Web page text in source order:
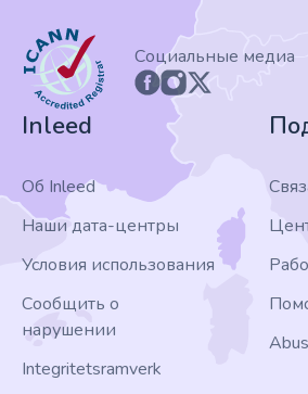
ICANN
Социальные медиа
Inleed
Об Inleed
Наши дата-центры
Условия использования
Сообщить о
нарушении
Integritetsramverk